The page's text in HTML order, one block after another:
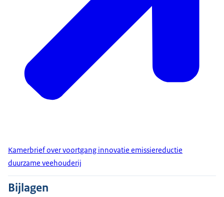
Kamerbrief over voortgang innovatie emissiereductie
duurzame veehouderij
Bijlagen